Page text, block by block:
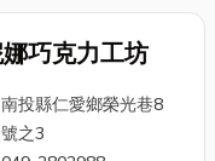
巧克力工坊
南投縣仁愛鄉榮光巷8
號之3